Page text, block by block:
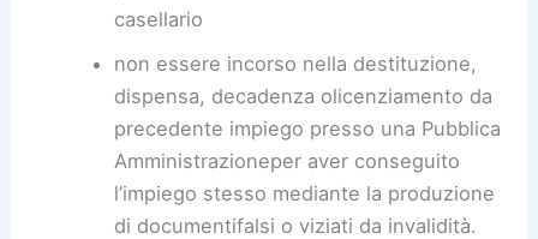
casellario
non essere incorso nella destituzione,
dispensa, decadenza olicenziamento da
precedente impiego presso una Pubblica
Amministrazioneper aver conseguito
l’impiego stesso mediante la produzione
di documentifalsi o viziati da invalidità.